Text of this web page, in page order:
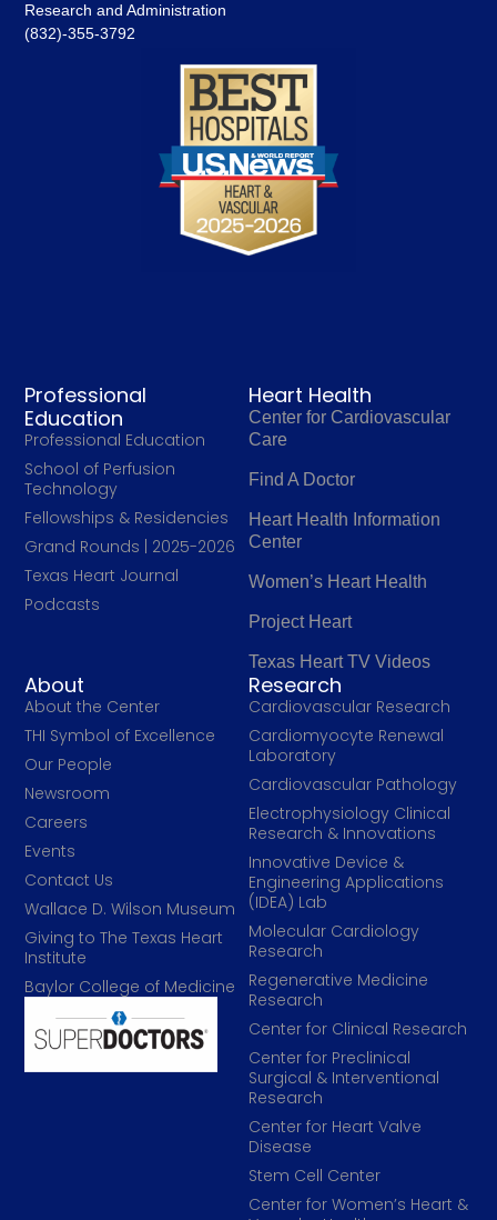
Heart Health
Center for Cardiovascular
Care
Find A Doctor
Heart Health Information
Center
Women’s Heart Health
Project Heart
Texas Heart TV Videos
Professional
Education
Professional Education
School of Perfusion
Technology
Fellowships & Residencies
Grand Rounds | 2025-2026
Texas Heart Journal
Podcasts
Research
Cardiovascular Research
Cardiomyocyte Renewal
Laboratory
Cardiovascular Pathology
Electrophysiology Clinical
Research & Innovations
Innovative Device &
Engineering Applications
(IDEA) Lab
Molecular Cardiology
Research
Regenerative Medicine
Research
Center for Clinical Research
Center for Preclinical
Surgical & Interventional
Research
Center for Heart Valve
Disease
Stem Cell Center
Center for Women’s Heart &
About
About the Center
THI Symbol of Excellence
Our People
Newsroom
Careers
Events
Contact Us
Wallace D. Wilson Museum
Giving to The Texas Heart
Institute
Baylor College of Medicine
Research and Administration
(832)-355-3792